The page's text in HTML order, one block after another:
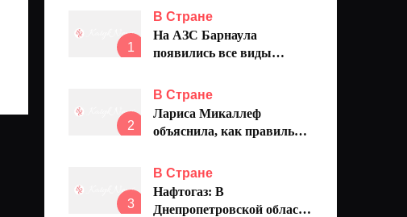
1
В Стране
На АЗС Барнаула
появились все виды
продолжают снижаться
2
В Стране
Лариса Микаллеф
объяснила, как правильно
3
В Стране
Нафтогаз: В
Днепропетровской области